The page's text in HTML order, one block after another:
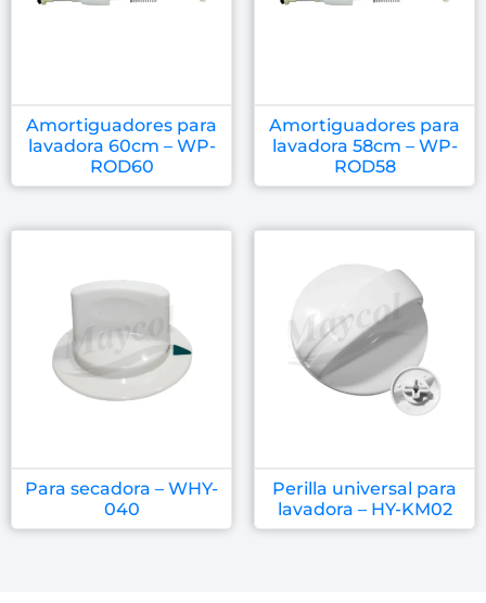
Amortiguadores para
lavadora 60cm – WP-
ROD60
Amortiguadores para
lavadora 58cm – WP-
ROD58
Para secadora – WHY-
040
Perilla universal para
lavadora – HY-KM02